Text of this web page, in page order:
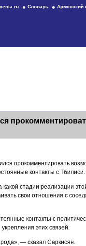
Словарь Армянский
прокомментировать
контакты с Тбилиси.
стадии реализации
свои отношения с
контакты с
этих связей.
— сказал Саркисян.